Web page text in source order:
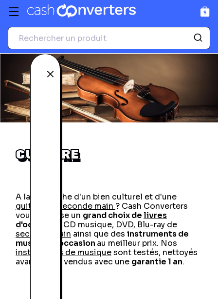
Voir tous les produits
vidéo
Voir tous les produits
Fermer
CULTURE
A la recherche d'un bien culturel et d'une
guitare de seconde main ? Cash Converters
vous propose un grand choix delivres
d'occasion
, CD musique, DVD, Blu-ray de
seconde main ainsi que des instruments de
musique d'occasion au meilleur prix. Nos
instruments de musiquesont testés, nettoyés
avant d'être vendus avec une garantie 1 an.